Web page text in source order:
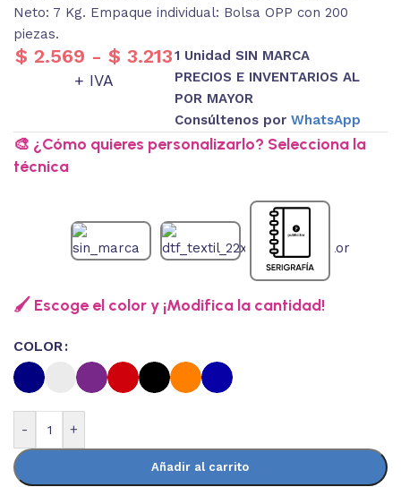
Neto: 7 Kg. Empaque individual: Bolsa OPP con 200
piezas.
$ 2.569 - $ 3.213
+ IVA
1 Unidad SIN MARCA
PRECIOS E INVENTARIOS AL
POR MAYOR
Consúltenos porWhatsApp
🎨 ¿Cómo quieres personalizarlo? Selecciona la
técnica
🖌️ Escoge el color y ¡Modifica la cantidad!
COLOR
- +
Añadir al carrito